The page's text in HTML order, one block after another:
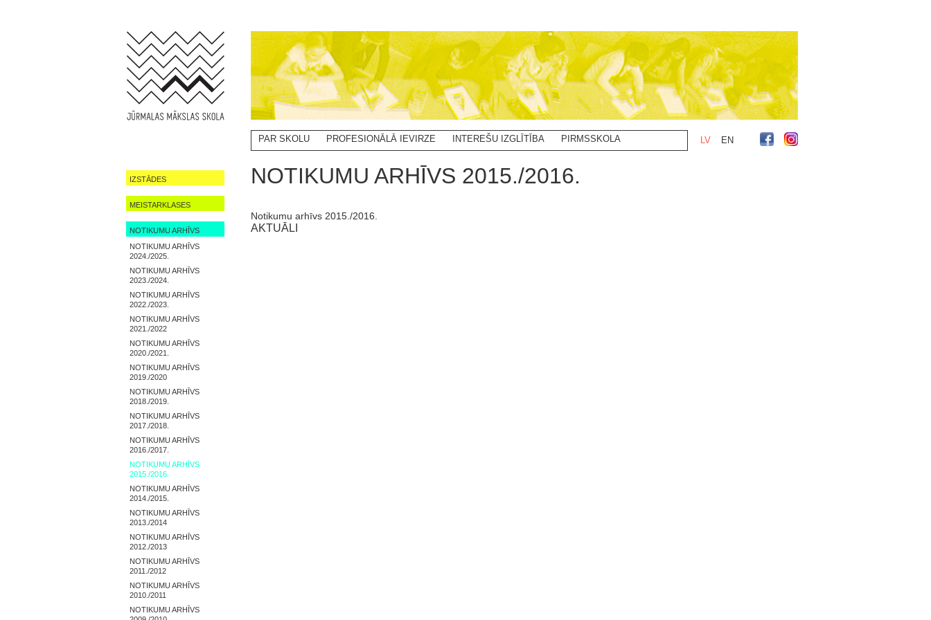
IZSTĀDES
MEISTARKLASES
NOTIKUMU ARHĪVS
NOTIKUMU ARHĪVS
2024./2025.
NOTIKUMU ARHĪVS
2023./2024.
NOTIKUMU ARHĪVS
2022./2023.
NOTIKUMU ARHĪVS
2021./2022
NOTIKUMU ARHĪVS
2020./2021.
NOTIKUMU ARHĪVS
2019./2020
NOTIKUMU ARHĪVS
2018./2019.
NOTIKUMU ARHĪVS
2017./2018.
NOTIKUMU ARHĪVS
2016./2017.
NOTIKUMU ARHĪVS
2015./2016.
NOTIKUMU ARHĪVS
2014./2015.
NOTIKUMU ARHĪVS
2013./2014
NOTIKUMU ARHĪVS
2012./2013
NOTIKUMU ARHĪVS
2011./2012
NOTIKUMU ARHĪVS
2010./2011
NOTIKUMU ARHĪVS
PAR SKOLU PROFESIONĀLĀ IEVIRZE INTEREŠU IZGLĪTĪBA
PIRMSSKOLA
LV EN
NOTIKUMU ARHĪVS 2015./2016.
Notikumu arhīvs 2015./2016.
AKTUĀLI